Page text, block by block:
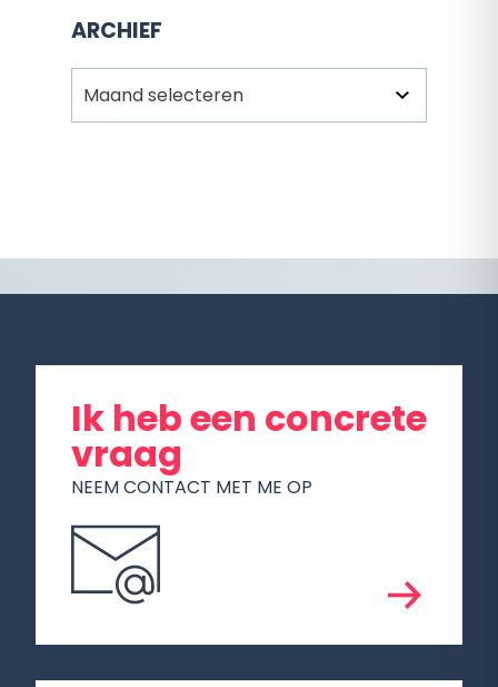
ARCHIEF
Archief
Ik heb een concrete
vraag
NEEM CONTACT MET ME OP